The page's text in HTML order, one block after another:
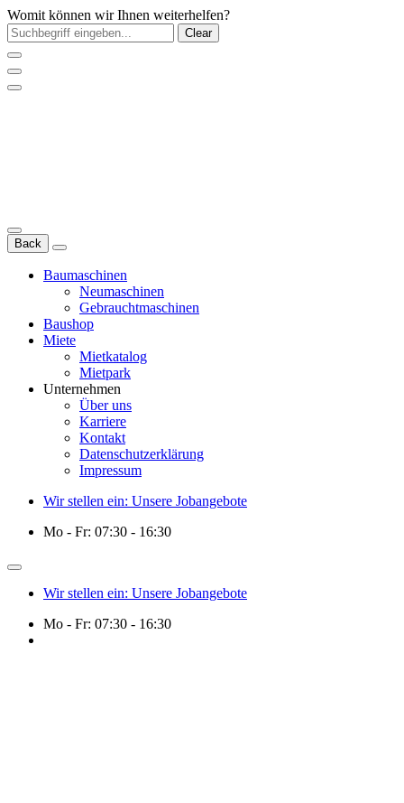
Womit können wir Ihnen weiterhelfen?
Clear
Back
Baumaschinen
Neumaschinen
Gebrauchtmaschinen
Baushop
Miete
Mietkatalog
Mietpark
Unternehmen
Über uns
Karriere
Kontakt
Datenschutzerklärung
Impressum
Wir stellen ein: Unsere Jobangebote
Mo - Fr: 07:30 - 16:30
Wir stellen ein: Unsere Jobangebote
Mo - Fr: 07:30 - 16:30